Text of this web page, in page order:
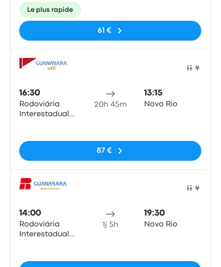
de Brasília
Le plus rapide
61 €
16:30
Rodoviária
Interestadual
20h 45m
13:15
Novo Rio
87 €
14:00
Rodoviária
Interestadual
1j 5h
19:30
Novo Rio